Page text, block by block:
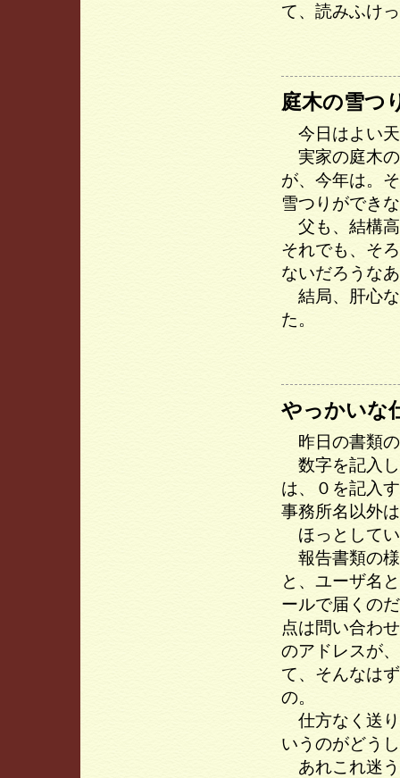
て、読みふけ
庭木の雪つ
今日はよい
実家の庭木の
が、今年は。
雪つりができ
父も、結構高
それでも、そ
ないだろうな
結局、肝心な
た。
やっかいな
昨日の書類の
数字を記入し
は、０を記入
事務所名以外
ほっとしてい
報告書類の様
と、ユーザ名
ールで届くの
点は問い合わ
のアドレスが
て、そんなは
の。
仕方なく送り
いうのがどう
あれこれ迷う